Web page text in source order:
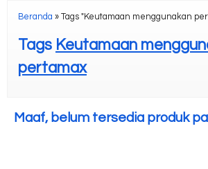
Beranda » Tags "Keutamaan menggunakan
Tags Keutamaan
pertamax
Maaf, belum tersedia produk